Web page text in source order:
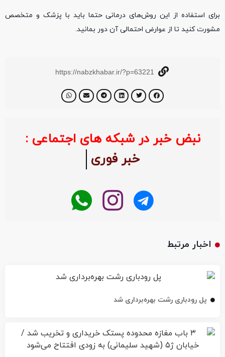
برای استفاده از این روش‌های درمانی حتما باید با پزشک و متخصص
مشورت کنید تا از عوارض احتمالی آن دور بمانید.
https://nabzkhabar.ir/?p=63221
نبض خبر در شبکه های اجتماعی :
خبر فوری
اخبار مرتبط
پل رودباری رشت بهره‌برداری شد